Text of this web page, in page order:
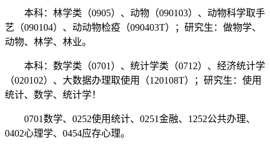
本科：林学类（0905）、动物（090103）、动物科学取手
艺（090104）、动动物检疫（090403T）；研究生：做物学、
动物、林学、林业。
本科：数学类（0701）、统计学类（0712）、经济统计学
（020102）、大数据办理取使用（120108T）；研究生：使用
统计、数学、统计学！
0701数学、0252使用统计、0251金融、1252公共办理、
0402心理学、0454应存心理。